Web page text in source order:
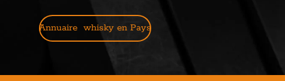
Annuaire whisky en Pays